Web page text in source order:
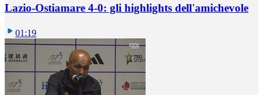
Lazio-Ostiamare 4-0: gli highlights dell'amichevole
01:19